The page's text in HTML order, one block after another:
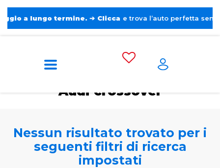
lungo termine. ➔ Clicca e trova l’auto perfetta senza
Home Crossover
Audi crossover
Nessun risultato trovato per i
seguenti filtri di ricerca
impostati